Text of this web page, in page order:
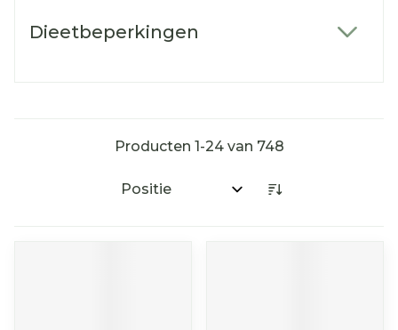
Dieetbeperkingen
Producten 1-24van 748
Sorteer op: